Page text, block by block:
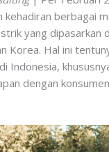
berbagai
yang dipasarkan
Korea. Hal ini
dengan